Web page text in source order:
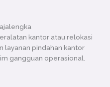
kantor atau relokasi
layanan pindahan kantor
gangguan operasional.